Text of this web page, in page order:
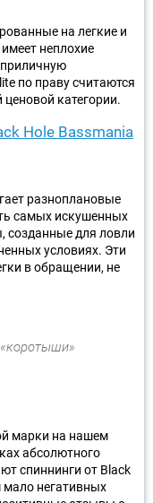
на легкие и
неплохие
по праву считаются
категории.
Hole Bassmania
разноплановые
самых искушенных
созданные для ловли
условиях. Эти
в обращении, не
марки на нашем
абсолютного
спиннинги от Black
мало негативных